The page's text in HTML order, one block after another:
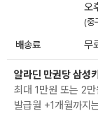
오
(중
배송료 무
알라딘 만권당 삼성
최대 1만원 또는 2
발급월 +1개월까지